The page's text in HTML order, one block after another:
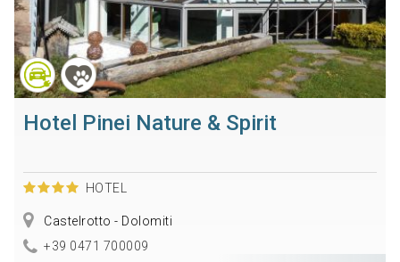
Hotel Pinei Nature & Spirit
HOTEL
Castelrotto - Dolomiti
+39 0471 700009